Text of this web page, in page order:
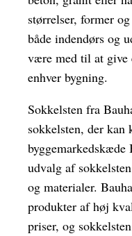
størrelser, former
både indendørs og
være med til at
enhver bygning.
Sokkelsten fra
sokkelsten, der kan
byggemarkedskæde
udvalg af
og materialer.
produkter af høj
priser, og